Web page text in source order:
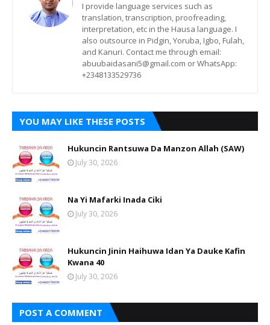
I provide language services such as
translation, transcription, proofreading,
interpretation, etc in the Hausa language. I
also outsource in Pidgin, Yoruba, Igbo, Fulah,
and Kanuri. Contact me through email:
abuubaidasani5@gmail.com or WhatsApp:
+2348133529736
YOU MAY LIKE THESE POSTS
Hukuncin Rantsuwa Da Manzon Allah (SAW)
July 30, 2026
Na Yi Mafarki Inada Ciki
July 30, 2026
Hukuncin Jinin Haihuwa Idan Ya Dauke Kafin
Kwana 40
July 30, 2026
POST A COMMENT